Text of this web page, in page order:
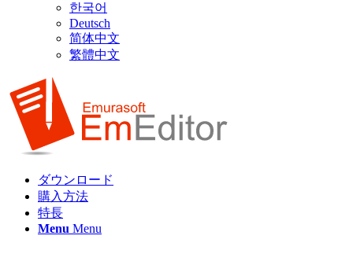
한국어
Deutsch
简体中文
繁體中文
ダウンロード
購入方法
特長
Menu Menu